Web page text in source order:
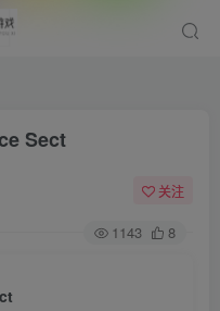
Sect
关注
1143 8